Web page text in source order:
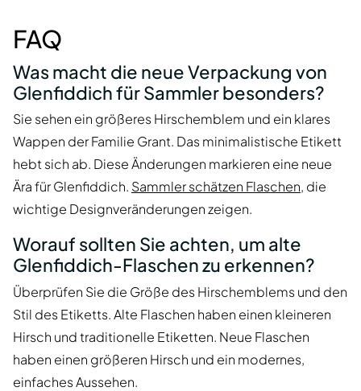
FAQ
Was macht die neue Verpackung von
Glenfiddich für Sammler besonders?
Sie sehen ein größeres Hirschemblem und ein klares
Wappen der Familie Grant. Das minimalistische Etikett
hebt sich ab. Diese Änderungen markieren eine neue
Ära für Glenfiddich. Sammler schätzen Flaschen, die
wichtige Designveränderungen zeigen.
Worauf sollten Sie achten, um alte
Glenfiddich-Flaschen zu erkennen?
Überprüfen Sie die Größe des Hirschemblems und den
Stil des Etiketts. Alte Flaschen haben einen kleineren
Hirsch und traditionelle Etiketten. Neue Flaschen
haben einen größeren Hirsch und ein modernes,
einfaches Aussehen.